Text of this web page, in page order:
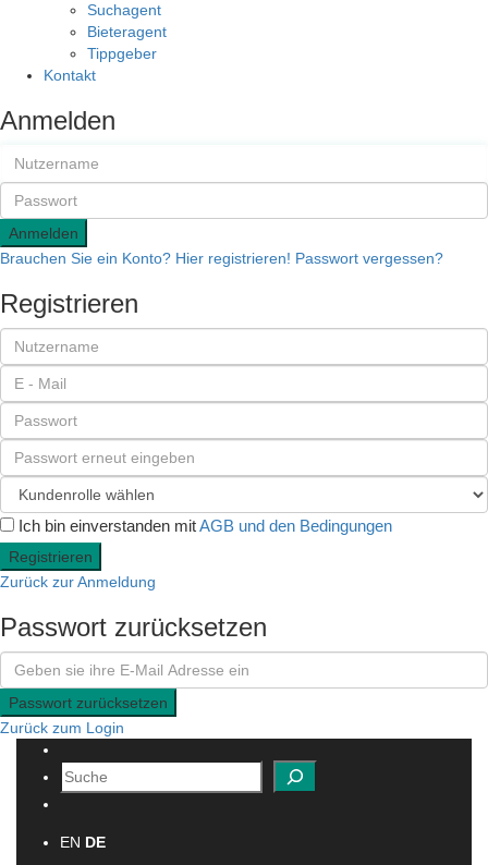
Suchagent
Bieteragent
Tippgeber
Kontakt
Anmelden
Anmelden
Brauchen Sie ein Konto? Hier registrieren! Passwort vergessen?
Registrieren
Ich bin einverstanden mitAGB und den Bedingungen
Registrieren
Zurück zur Anmeldung
Passwort zurücksetzen
Passwort zurücksetzen
Zurück zum Login
Suchen
EN DE